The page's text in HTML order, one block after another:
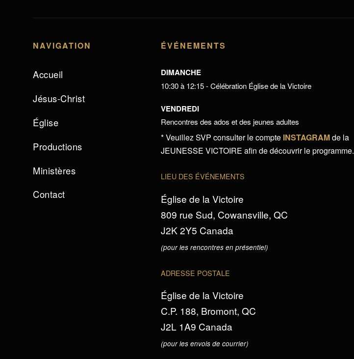
NAVIGATION
Accueil
Jésus-Christ
Église
Productions
Ministères
Contact
ÉVÉNEMENTS
DIMANCHE
10:30 à 12:15 - Célébration Église de la Victoire
VENDREDI
Rencontres des ados et des jeunes adultes
* Veuillez SVP consulter le compte INSTAGRAMde la
JEUNESSE VICTOIRE afin de découvrir le programme.
LIEU DES ÉVÉNEMENTS
Église de la Victoire
809 rue Sud, Cowansville, QC
J2K 2Y5 Canada
(pour les rencontres en présentiel)
ADRESSE POSTALE
Église de la Victoire
C.P. 188, Bromont, QC
J2L 1A9 Canada
(pour les envois de courrier)